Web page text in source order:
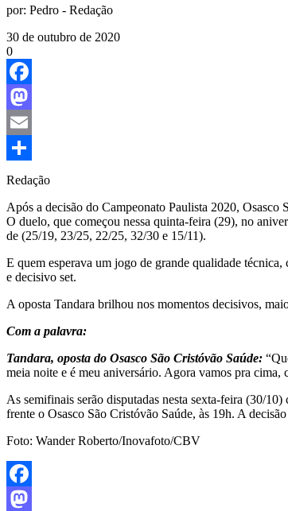
por: Pedro - Redação
30 de outubro de 2020
0
Facebook
Mastodon
Email
Share
Redação
Após a decisão do Campeonato Paulista 2020,
O duelo, que começou nessa quinta-feira (29), no
de (25/19, 23/25, 22/25, 32/30 e 15/11).
E quem esperava um jogo de grande qualidade
e decisivo set.
A oposta Tandara brilhou nos momentos decisivos,
Com a palavra:
Tandara, oposta do Osasco São Cristóvão Saúde:
meia noite e é meu aniversário. Agora vamos pra cima,
As semifinais serão disputadas nesta sexta-feira (30/
frente o Osasco São Cristóvão Saúde, às 19h. A
Foto: Wander Roberto/Inovafoto/CBV
Facebook